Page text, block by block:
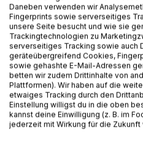
versteht sich die Studie als
Rezeption westlicher Literatur
Come si è giunti al titolo
"Divina Commedia" di Dante?
domanda verranno prese in
breve introduzione sulla
Giappone - 38 varianti del
"Commedia", comparse in 73
arco di tempo che va dalla
Daneben verwenden wir
Fingerprints sowie serverseitiges
unsere Seite besucht und wie sie
Trackingtechnologien zu
serverseitiges Tracking sowie auch
geräteübergreifend Cookies,
sowie gehashte E-Mail-Adressen
betten wir zudem Drittinhalte von
Plattformen). Wir haben auf die
etwaiges Tracking durch den
Einstellung willigst du in die oben
kannst deine Einwilligung (z. B. im
jederzeit mit Wirkung für die Zukunft